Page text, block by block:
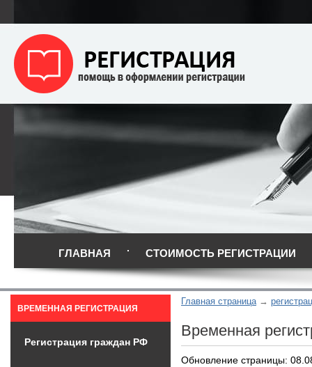
ГЛАВНАЯ СТОИМОСТЬ РЕГИСТРАЦИИ
Главная страница
Временная
Обновление страницы:
ВРЕМЕННАЯ РЕГИСТРАЦИЯ
Регистрация граждан РФ